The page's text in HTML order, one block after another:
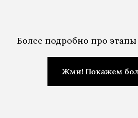
Более подробно про этапы
Жми! Покажем